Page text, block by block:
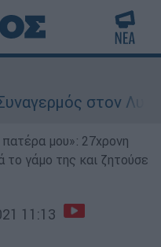
στον
μου»: 27χρονη
γάμο της και ζητούσε
11:13